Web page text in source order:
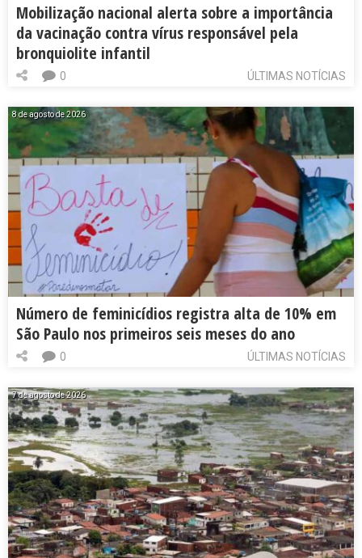
Mobilização nacional alerta sobre a importância
da vacinação contra vírus responsável pela
bronquiolite infantil
ÚLTIMAS NOTÍCIAS
0
8 de agosto de 2026
Número de feminicídios registra alta de 10% em
São Paulo nos primeiros seis meses do ano
ÚLTIMAS NOTÍCIAS
0
7 de agosto de 2026